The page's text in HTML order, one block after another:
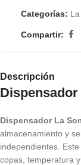
Categorías:
Compartir:
Descripción
Dispensador La
almacenamiento y
independientes.
copas, temperatura